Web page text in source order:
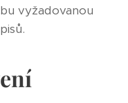
vyžadovanou